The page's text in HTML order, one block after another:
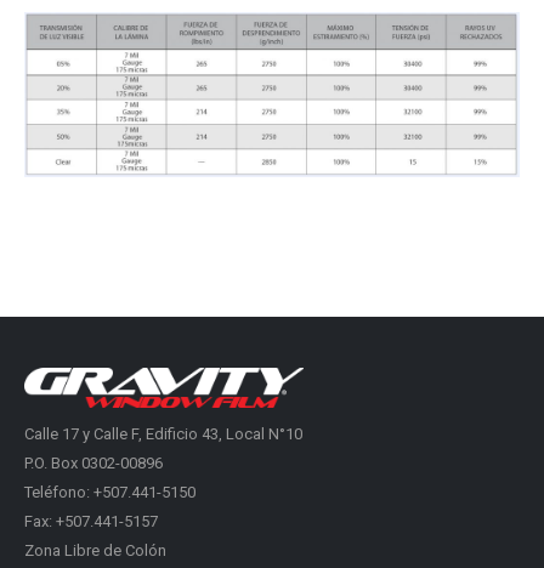
Calle 17 y Calle F, Edificio 43, Local N°10
P.O. Box 0302-00896
Teléfono: +507.441-5150
Fax: +507.441-5157
Zona Libre de Colón